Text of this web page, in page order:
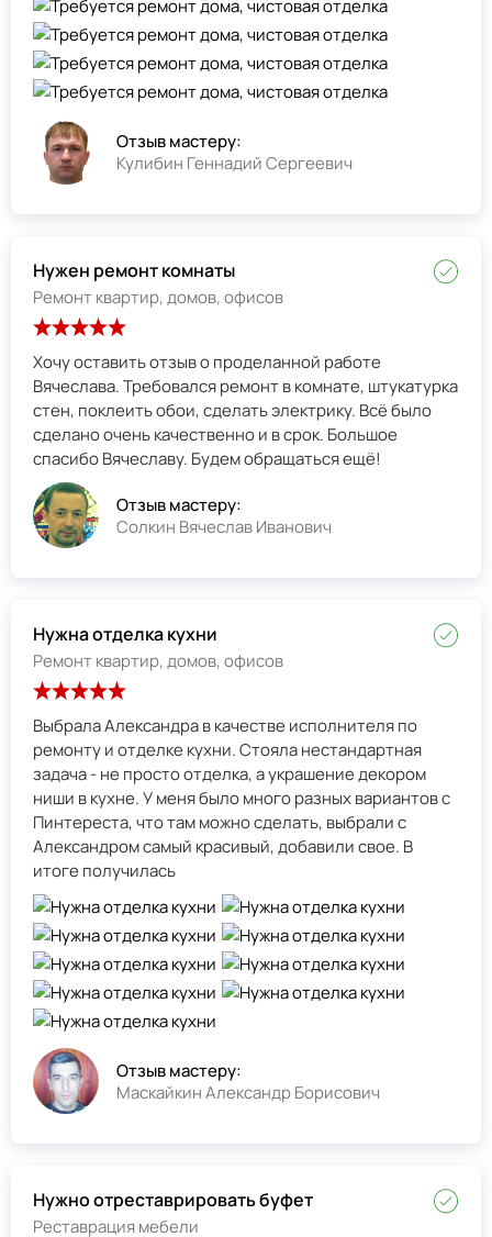
Отзыв мастеру:
Кулибин Геннадий Сергеевич
Нужен ремонт комнаты
Ремонт квартир, домов, офисов
Хочу оставить отзыв о проделанной работе
Вячеслава. Требовался ремонт в комнате, штукатурка
стен, поклеить обои, сделать электрику. Всё было
сделано очень качественно и в срок. Большое
спасибо Вячеславу. Будем обращаться ещё!
Отзыв мастеру:
Солкин Вячеслав Иванович
Нужна отделка кухни
Ремонт квартир, домов, офисов
Выбрала Александра в качестве исполнителя по
ремонту и отделке кухни. Стояла нестандартная
задача - не просто отделка, а украшение декором
ниши в кухне. У меня было много разных вариантов с
Пинтереста, что там можно сделать, выбрали с
Александром самый красивый, добавили свое. В
итоге получилась
Отзыв мастеру:
Маскайкин Александр Борисович
Нужно отреставрировать буфет
Реставрация мебели